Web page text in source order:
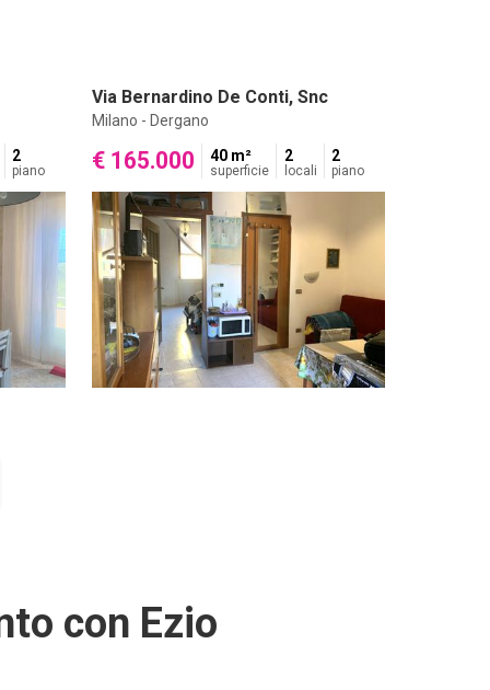
2
piano
Via Bernardino De Conti, Snc
Milano - Dergano
€ 165.000 40 m²
superficie
2
locali
2
piano
con Ezio